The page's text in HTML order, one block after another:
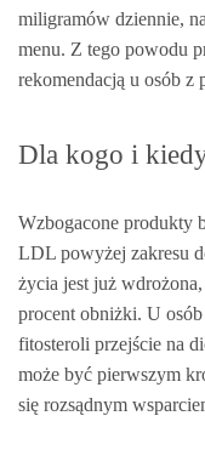
miligramów dziennie,
menu. Z tego powodu
rekomendacją u osób
Dla kogo i
Wzbogacone produkty
LDL powyżej zakresu
życia jest już
procent obniżki. U
fitosteroli przejście na
może być pierwszym
się rozsądnym